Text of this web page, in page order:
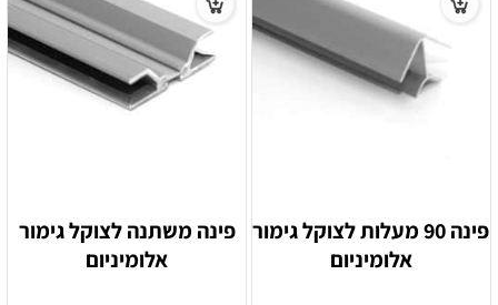
פינה 90 מעלות לצוקל גימור
אלומיניום
פינה משתנה לצוקל גימור
אלומיניום